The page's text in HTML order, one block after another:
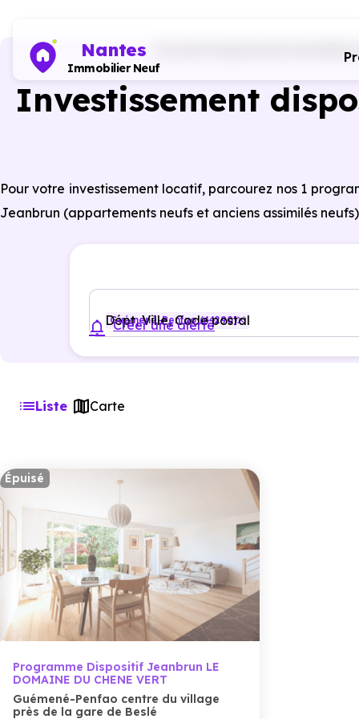
Nantes
Immobilier Neuf
Programmes
Investissement
Pour votre investissement locatif, parcourez nos 1
Jeanbrun (appartements neufs et anciens assimilés
Dépt, Ville, Code postal
Guémené-Penfao (44290)
Créer une alerte
Liste Carte
Épuisé
Programme Dispositif Jeanbrun LE
DOMAINE DU CHENE VERT
Guémené-Penfao centre du village
près de la gare de Beslé